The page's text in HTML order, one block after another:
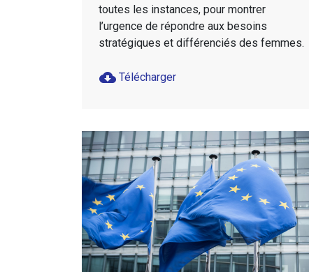
toutes les instances, pour montrer
l’urgence de répondre aux besoins
stratégiques et différenciés des femmes.
cloud_download Télécharger